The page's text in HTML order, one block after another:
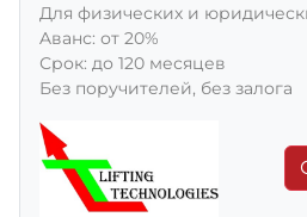
Для физических и
Aванс: от 20%
Срок: до 120 месяцев
Без поручителей, без залога